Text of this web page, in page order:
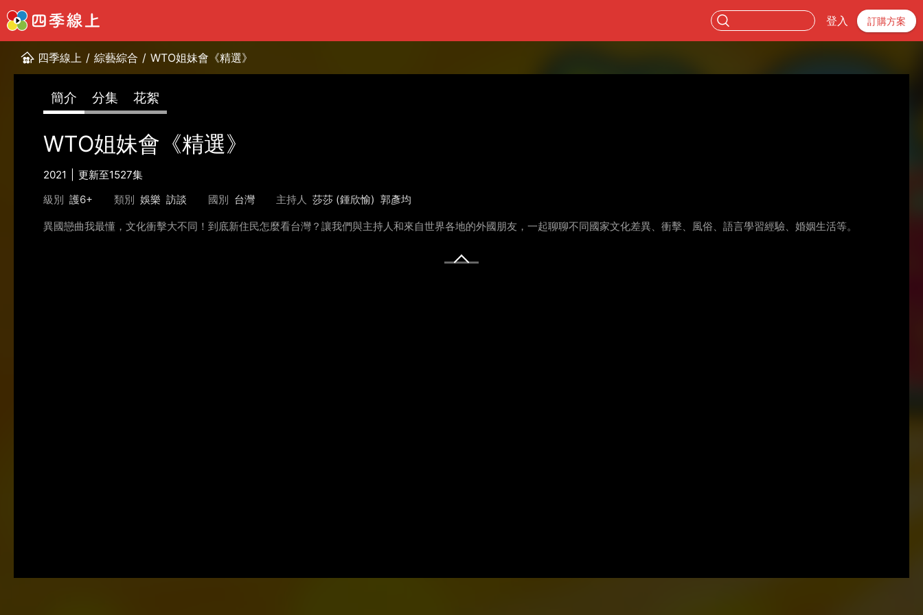
登入 訂購方案
四季線上 / 綜藝綜合 / WTO姐妹會《精選》
簡介 分集 花絮
WTO姐妹會《精選》
2021
更新至1527集
級別 護6+ 類別 娛樂 訪談 國別 台灣 主持人 莎莎 (鍾欣愉) 郭彥均
異國戀曲我最懂，文化衝擊大不同！到底新住民怎麼看台灣？讓我們與主持人和來自世界各地的外國朋友，一起聊聊不同國家文化差異、衝擊、風俗、語言學習經驗、婚姻生活等。